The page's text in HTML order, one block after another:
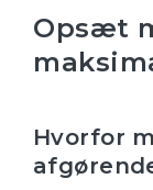
Opsæt
Hvorfor